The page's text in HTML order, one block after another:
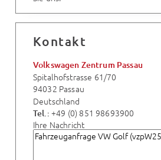
Kontakt
Volkswagen Zentrum Passau
Spitalhofstrasse 61/70
94032 Passau
Deutschland
Tel.: +49 (0) 851 98693900
Ihre Nachricht